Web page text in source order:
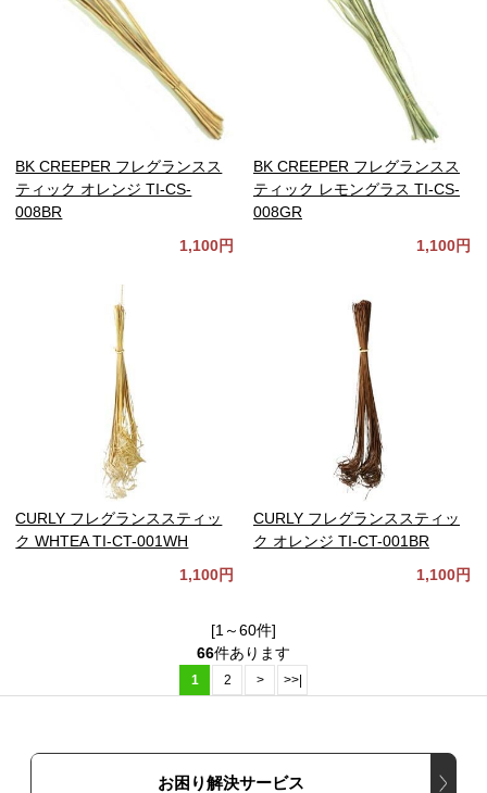
BK CREEPER フレグランスス
ティック オレンジ TI-CS-
008BR
1,100円
BK CREEPER フレグランスス
ティック レモングラス TI-CS-
008GR
1,100円
CURLY フレグランススティッ
ク WHTEA TI-CT-001WH
1,100円
CURLY フレグランススティッ
ク オレンジ TI-CT-001BR
1,100円
[1～60件]
66件あります
1 2 > >>|
お困り解決サービス